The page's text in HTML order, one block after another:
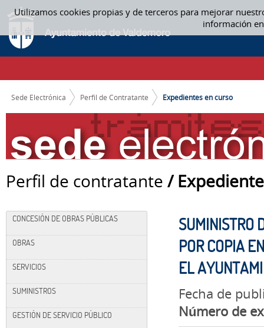
Utilizamos cookies propias y de terceros para mejorar
información
Saltar al contenido
EXPEDIENTES EN CURSO
CAMINO DE MIGAS
Sede Electrónica Perfil de Contratante Expedientes en curso
Perfil de contratante /
CONCESIÓN DE OBRAS PÚBLICAS
OBRAS
SERVICIOS
SUMINISTROS
GESTIÓN DE SERVICIO PÚBLICO
SUMINISTRO
POR COPIA
EL
Fecha de
Número de